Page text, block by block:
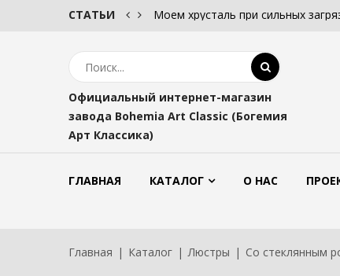
СТАТЬИ Моем хрусталь при сильных
Официальный интернет-магазин
завода Bohemia Art Classic (Богемия
Арт Классика)
ГЛАВНАЯ КАТАЛОГ О НАС
Главная Каталог Люстры Со стеклянным